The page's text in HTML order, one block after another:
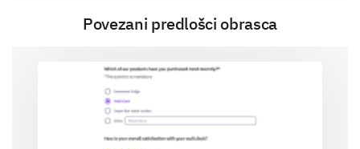
Contact Information
Finally, we might need to reach you if we require
further information.
Povezani predlošci obrasca